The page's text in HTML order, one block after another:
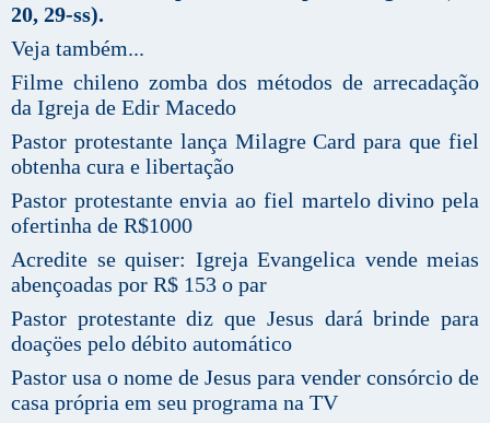
20, 29-ss).
Veja também...
Filme chileno zomba dos métodos de arrecadação
da Igreja de Edir Macedo
Pastor protestante lança Milagre Card para que fiel
obtenha cura e libertação
Pastor protestante envia ao fiel martelo divino pela
ofertinha de R$1000
Acredite se quiser: Igreja Evangelica vende meias
abençoadas por R$ 153 o par
Pastor protestante diz que Jesus dará brinde para
doaçöes pelo débito automático
Pastor usa o nome de Jesus para vender consórcio de
casa própria em seu programa na TV